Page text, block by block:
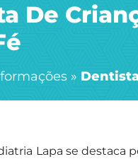
De
»
Lapa se destaca